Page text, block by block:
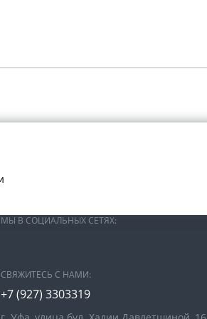
МЫ В СОЦИАЛЬНЫХ СЕТЯХ:
СВЯЖИТЕСЬ С НАМИ:
+7 (927) 3303319